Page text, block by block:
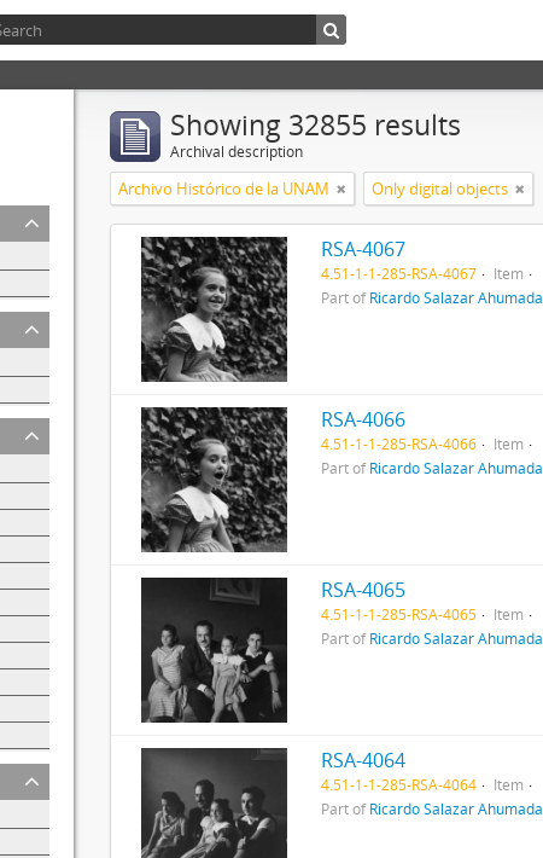
32855
32855
1
Showing 32855 results
Archival description
Archivo Histórico de la UNAM Only digital objects
RSA-4067
4.51-1-1-285-RSA-4067
Item
Part ofRicardo Salazar Ahumada
RSA-4066
4.51-1-1-285-RSA-4066
Item
Part ofRicardo Salazar Ahumada
RSA-4065
4.51-1-1-285-RSA-4065
Item
Part ofRicardo Salazar Ahumada
RSA-4064
4.51-1-1-285-RSA-4064
Item
Part ofRicardo Salazar Ahumada